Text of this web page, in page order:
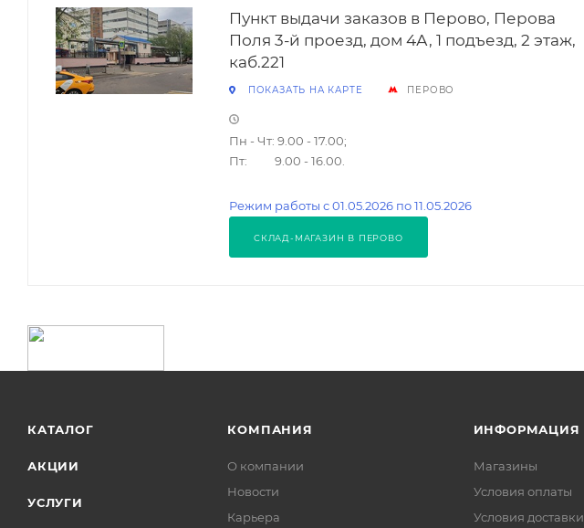
Пункт выдачи заказов в Перово, Перова
Поля 3-й проезд, дом 4А, 1 подъезд, 2 этаж,
каб.221
ПОКАЗАТЬ НА КАРТЕ ПЕРОВО
Пн - Чт: 9.00 - 17.00;
Пт: 9.00 - 16.00.
Режим работы с 01.05.2026 по 11.05.2026
СКЛАД-МАГАЗИН В ПЕРОВО
КАТАЛОГ
АКЦИИ
УСЛУГИ
КОМПАНИЯ
О компании
Новости
Карьера
ИНФОРМАЦИЯ
Магазины
Условия оплаты
Условия доставки